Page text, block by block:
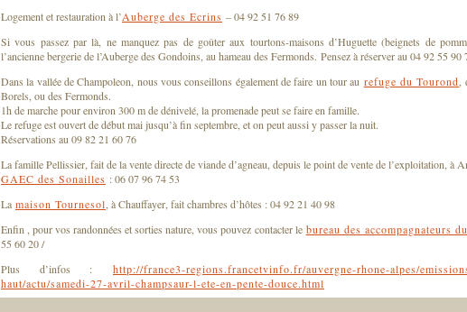
Logement et restauration à l’Auberge des Ecrins – 04 92 51 76 89
Si vous passez par là, ne manquez pas de goûter aux tourtons-maisons d’Huguette (beignets de
l’ancienne bergerie de l’Auberge des Gondoins, au hameau des Fermonds. Pensez à réserver au 04 92 55 90
Dans la vallée de Champoleon, nous vous conseillons également de faire un tour au refuge du Tourond,
Borels, ou des Fermonds.
1h de marche pour environ 300 m de dénivelé, la promenade peut se faire en famille.
Le refuge est ouvert de début mai jusqu’à fin septembre, et on peut aussi y passer la nuit.
Réservations au 09 82 21 60 76
La famille Pellissier, fait de la vente directe de viande d’agneau, depuis le point de vente de l’exploitation, à
GAEC des Sonailles : 06 07 96 74 53
La maison Tournesol, à Chauffayer, fait chambres d’hôtes : 04 92 21 40 98
Enfin , pour vos randonnées et sorties nature, vous pouvez contacter le bureau des accompagnateurs
55 60 20 /
Plus d’infos : http://france3-regions.francetvinfo.fr/auvergne-rhone-alpes/
haut/actu/samedi-27-avril-champsaur-l-ete-en-pente-douce.html